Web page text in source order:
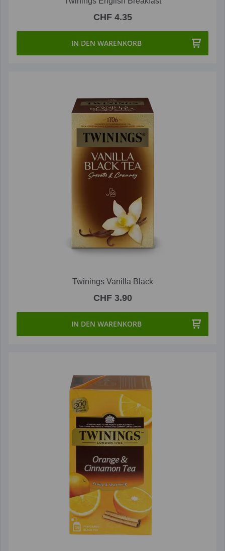
CHF 4.35
IN DEN WARENKORB
Twinings Vanilla Black
CHF 3.90
IN DEN WARENKORB